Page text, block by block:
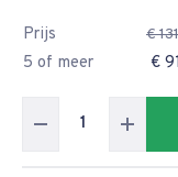
Prijs €
5 of meer
€